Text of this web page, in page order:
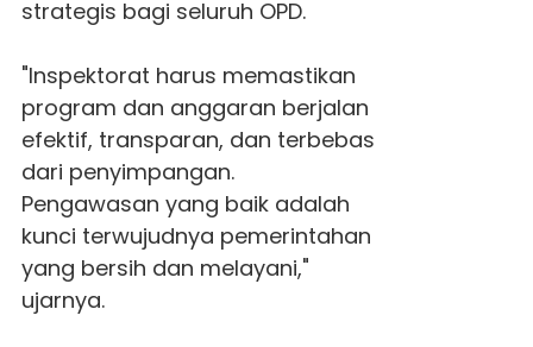
strategis bagi seluruh OPD.
"Inspektorat harus memastikan
program dan anggaran berjalan
efektif, transparan, dan terbebas
dari penyimpangan.
Pengawasan yang baik adalah
kunci terwujudnya pemerintahan
yang bersih dan melayani,"
ujarnya.